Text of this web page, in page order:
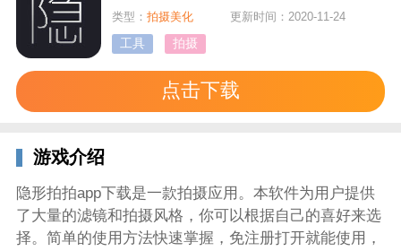
类型：拍摄美化 更新时间：2020-11-24
工具 拍摄
点击下载
游戏介绍
隐形拍拍app下载是一款拍摄应用。本软件为用户提供
了大量的滤镜和拍摄风格，你可以根据自己的喜好来选
择。简单的使用方法快速掌握，免注册打开就能使用，